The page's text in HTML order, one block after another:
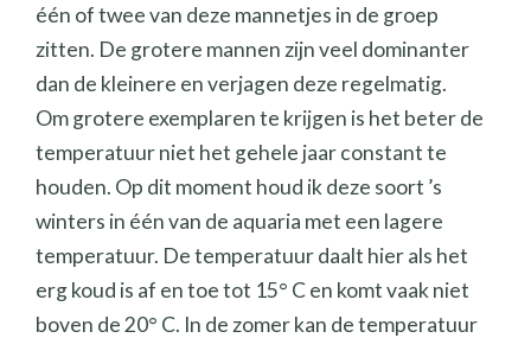
één of twee van deze mannetjes in de groep
zitten. De grotere mannen zijn veel dominanter
dan de kleinere en verjagen deze regelmatig.
Om grotere exemplaren te krijgen is het beter de
temperatuur niet het gehele jaar constant te
houden. Op dit moment houd ik deze soort ’s
winters in één van de aquaria met een lagere
temperatuur. De temperatuur daalt hier als het
erg koud is af en toe tot 15° C en komt vaak niet
boven de 20° C. In de zomer kan de temperatuur